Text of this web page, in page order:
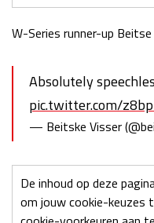
W-Series runner-up
Absolutely
pic.twitter.com/
— Beitske Visser
De inhoud op deze
om jouw cookie-keuzes